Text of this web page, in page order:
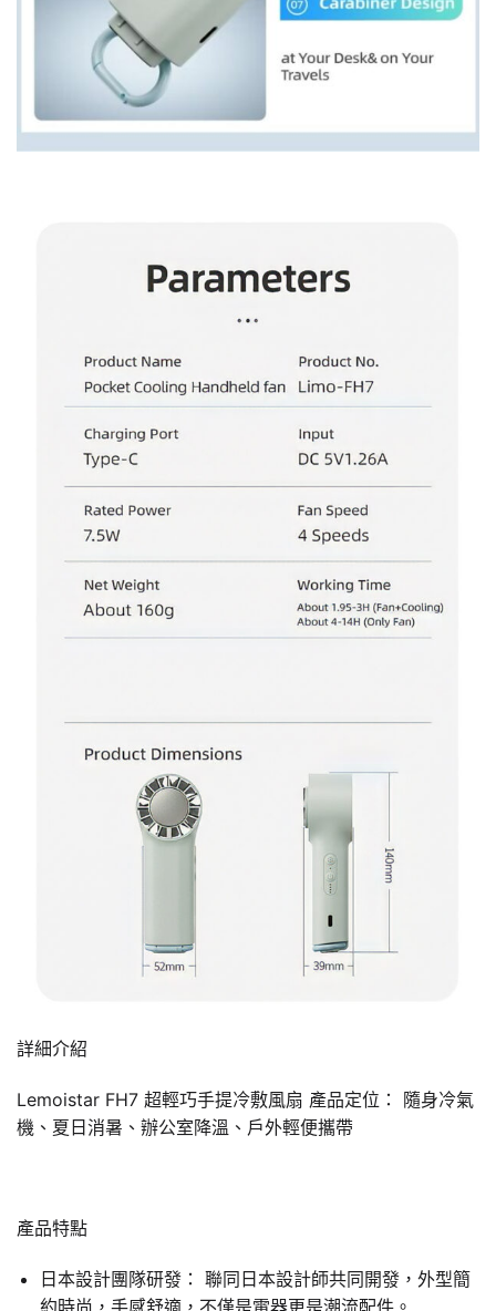
詳細介紹
Lemoistar FH7 超輕巧手提冷敷風扇 產品定位： 隨身冷氣
機、夏日消暑、辦公室降溫、戶外輕便攜帶
產品特點
日本設計團隊研發： 聯同日本設計師共同開發，外型簡